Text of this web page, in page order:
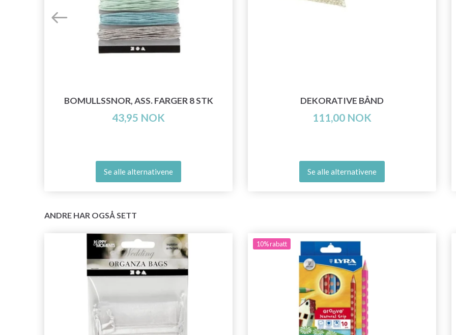
BOMULLSSNOR, ASS. FARGER 8 STK
43,95 NOK
Se alle alternativene
DEKORATIVE BÅND
111,00 NOK
Se alle alternativene
ANDRE HAR OGSÅ SETT
10%rabatt